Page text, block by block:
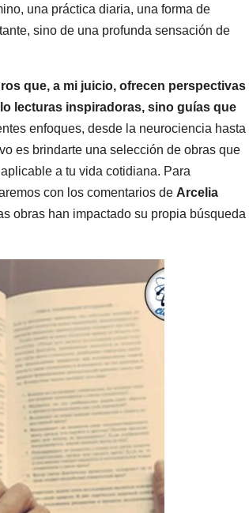
una práctica diaria, una forma de
sino de una profunda sensación de
que, a mi juicio, ofrecen perspectivas
lecturas inspiradoras, sino guías que
enfoques, desde la neurociencia hasta
es brindarte una selección de obras que
a tu vida cotidiana. Para
con los comentarios de Arcelia
obras han impactado su propia búsqueda